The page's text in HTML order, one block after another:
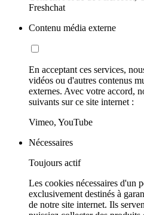
Freshchat
Contenu média externe
En acceptant ces services,
vidéos ou d'autres contenus
externes. Avec votre accord,
suivants sur ce site internet :
Vimeo, YouTube
Nécessaires
Toujours actif
Les cookies nécessaires d'un
exclusivement destinés à
de notre site internet. Ils